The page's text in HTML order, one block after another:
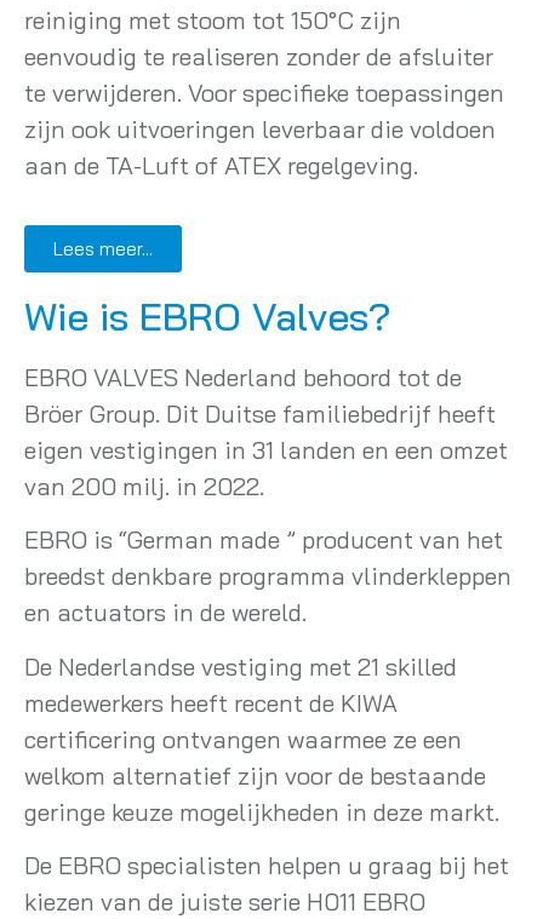
reiniging met stoom tot 150°C zijn
eenvoudig te realiseren zonder de afsluiter
te verwijderen. Voor specifieke toepassingen
zijn ook uitvoeringen leverbaar die voldoen
aan de TA-Luft of ATEX regelgeving.
Lees meer...
Wie is EBRO Valves?
EBRO VALVES Nederland behoord tot de
Bröer Group. Dit Duitse familiebedrijf heeft
eigen vestigingen in 31 landen en een omzet
van 200 milj. in 2022.
EBRO is “German made ” producent van het
breedst denkbare programma vlinderkleppen
en actuators in de wereld.
De Nederlandse vestiging met 21 skilled
medewerkers heeft recent de KIWA
certificering ontvangen waarmee ze een
welkom alternatief zijn voor de bestaande
geringe keuze mogelijkheden in deze markt.
De EBRO specialisten helpen u graag bij het
kiezen van de juiste serie H011 EBRO